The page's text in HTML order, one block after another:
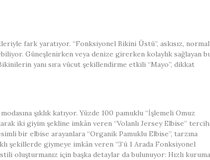
fark yaratıyor. “Fonksiyonel Bikini Üstü”, askısız, normal
Güneşlenirken veya denize girerken kolaylık sağlayan
yanı sıra vücut şekillendirme etkili “Mayo”, dikkat
şıklık katıyor. Yüzde 100 pamuklu “İşlemeli Omuz
iki giyim şekline imkân veren “Volanlı Jersey Elbise” tercih
bir elbise arayanlara “Organik Pamuklu Elbise”, tarzına
giymeye imkân veren “3’ü 1 Arada Fonksiyonel
oluşturmanız için başka detaylar da bulunuyor: Hızlı